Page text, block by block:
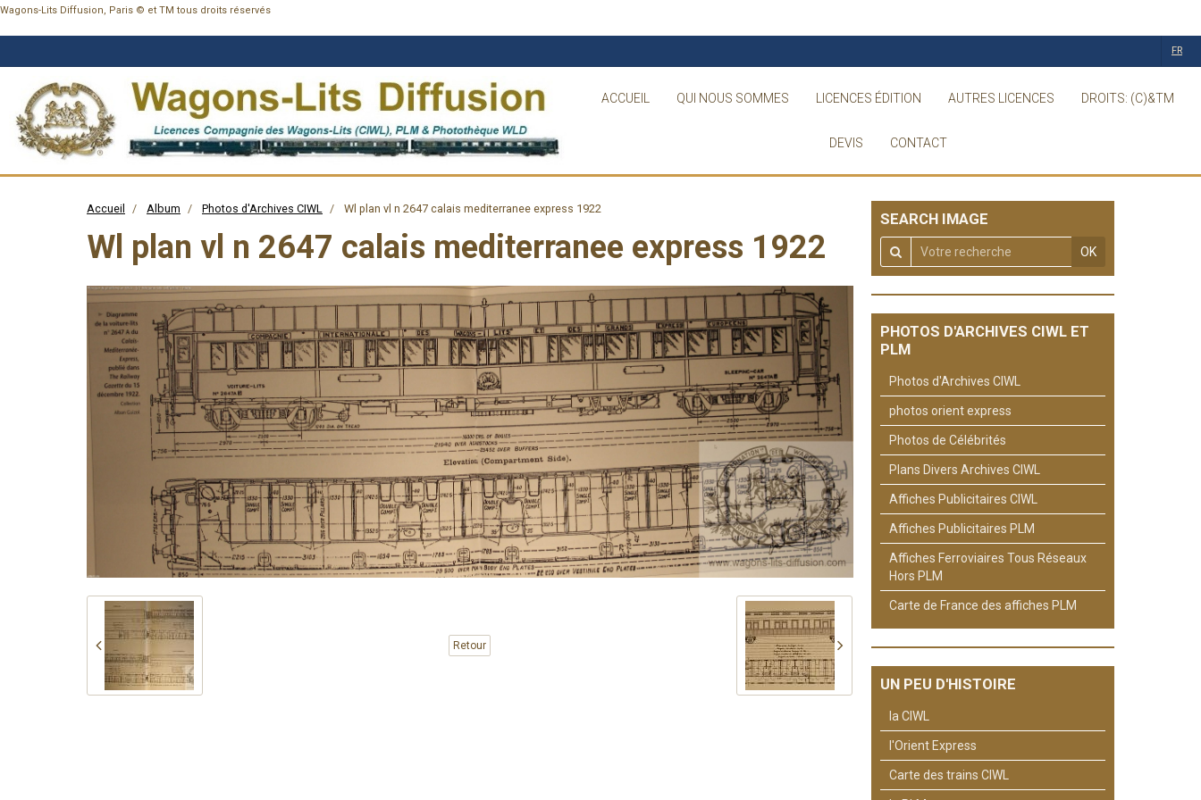
Wagons-Lits Diffusion, Paris © et TM tous droits réservés
ACCUEIL QUI NOUS SOMMES LICENCES ÉDITION AUTRES LICENCES DROITS: (C)&TM
DEVIS CONTACT
FR
Accueil Album Photos d'Archives CIWL Wl plan vl n 2647 calais mediterranee express 1922
Wl plan vl n 2647 calais mediterranee express 1922
Retour
SEARCH IMAGE
OK
PHOTOS D'ARCHIVES CIWL ET
PLM
Photos d'Archives CIWL
photos orient express
Photos de Célébrités
Plans Divers Archives CIWL
Affiches Publicitaires CIWL
Affiches Publicitaires PLM
Affiches Ferroviaires Tous Réseaux
Hors PLM
Carte de France des affiches PLM
UN PEU D'HISTOIRE
la CIWL
l'Orient Express
Carte des trains CIWL